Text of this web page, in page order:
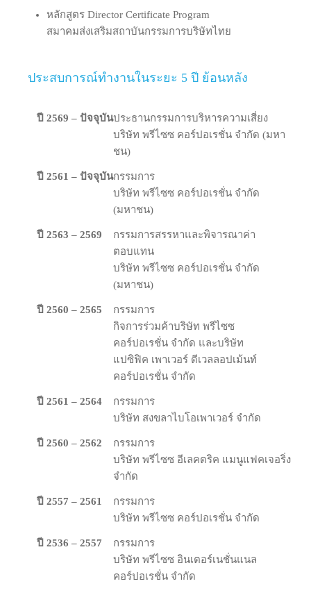
หลักสูตร Director Certificate Program
สมาคมส่งเสริมสถาบันกรรมการบริษัทไทย
ประสบการณ์ทำงานในระยะ 5 ปี ย้อนหลัง
ปี 2569 – ปัจจุบันประธานกรรมการบริหารความเสี่ยง
บริษัท พ​รี​ไซ​ซ คอร์ปอเรชั่น​ จํากัด​ (มหา​
ชน)
ปี 2561 – ปัจจุบันกรรม​การ
บริษัท พรีไซซ คอร์ปอเรชั่น จำกัด
(มหาชน)
ปี 2563 – 2569
กรรมการสรรหาและพิจารณาค่า
ตอบแทน
บริษัท พรีไซซ คอร์ปอเรชั่น จำกัด
(มหาชน)
ปี 2560 – 2565
​กรรม​การ
กิจการร่วมค้าบริษัท พรีไซซ
คอร์ปอเรชั่น จำกัด และบริษัท
แปซิฟิค เพาเวอร์ ดีเวลลอปเม้นท์
คอร์ปอเรชั่น จำกัด
ปี 2561 – 2564
กรรม​การ
บริษัท​ สง​ขลา​ไบโอ​เพา​เวอร์​ จํากัด
ปี 2560 – 2562
กรรม​การ
บริษัท​ พ​รี​ไซ​ซ อี​เลคตริ​ค แมนู​แฟคเจอ​ริ่ง
จํากัด
ปี 2557 – 2561
กรรม​การ
บริษัท พรีไซซ คอร์ปอเรชั่น จำกัด
ปี 2536 – 2557
กรรม​การ
บริษัท พรีไซซ อินเตอร์เนชั่นแนล
คอร์ปอเรชั่น จำกัด